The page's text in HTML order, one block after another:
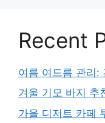
Recent
여름 여드름 관리:
겨울 기모 바지 추
가을 디저트 카페